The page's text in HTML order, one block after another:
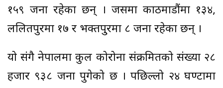
१५९ जना रहेका छन् । जसमा काठमाडौंमा १३४,
ललितपुरमा १७ र भक्तपु्रमा ८ जना रहेका छन् ।
यो संगै नेपालमा कुल कोरोना संक्रमितको संख्या २८
हजार ९३८ जना पुगेको छ । पछिल्लो २४ घण्टामा